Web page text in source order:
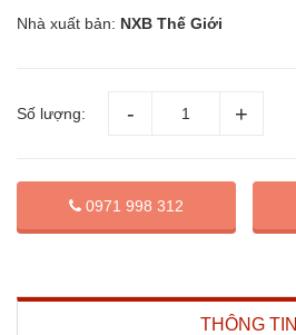
Nhà xuất bản: NXB Thế Giới
Số lượng:
0971 998 312
THÔNG TIN